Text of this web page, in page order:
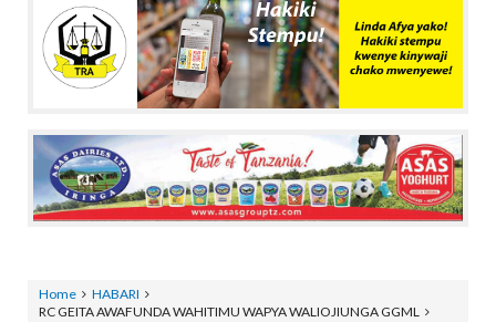
Home
HABARI
RC GEITA AWAFUNDA WAHITIMU WAPYA WALIOJIUNGA GGML